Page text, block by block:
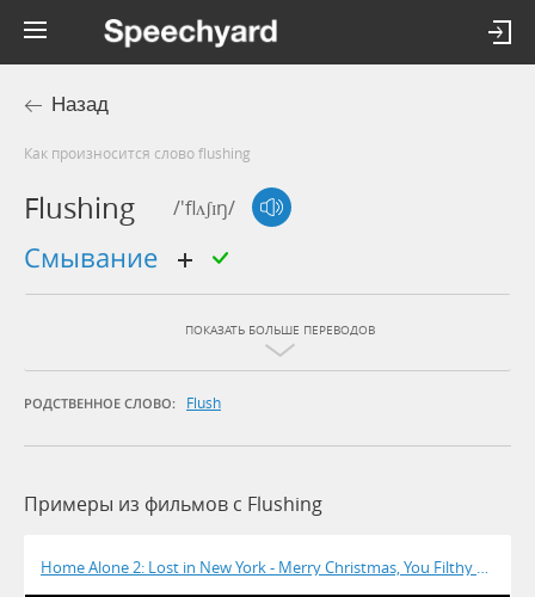
Назад
Как произносится слово flushing
Flushing /'flʌʃɪŋ/
смывание
ПОКАЗАТЬ БОЛЬШЕ ПЕРЕВОДОВ
РОДСТВЕННОЕ СЛОВО: Flush
Примеры из фильмов c Flushing
Home Alone 2: Lost in New York - Merry Christmas, You Filthy Animal